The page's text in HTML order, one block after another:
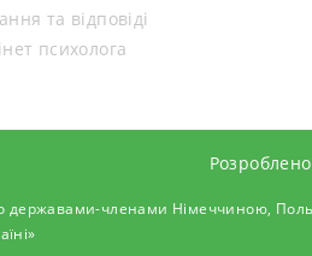
та відповіді
психолога
Розроблено
державами-членами Німеччиною,